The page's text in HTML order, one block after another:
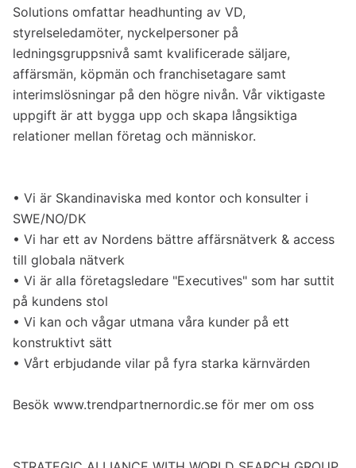
Solutions omfattar headhunting av VD,
styrelseledamöter, nyckelpersoner på
ledningsgruppsnivå samt kvalificerade säljare,
affärsmän, köpmän och franchisetagare samt
interimslösningar på den högre nivån. Vår viktigaste
uppgift är att bygga upp och skapa långsiktiga
relationer mellan företag och människor.
• Vi är Skandinaviska med kontor och konsulter i
SWE/NO/DK
• Vi har ett av Nordens bättre affärsnätverk & access
till globala nätverk
• Vi är alla företagsledare "Executives" som har suttit
på kundens stol
• Vi kan och vågar utmana våra kunder på ett
konstruktivt sätt
• Vårt erbjudande vilar på fyra starka kärnvärden
Besök www.trendpartnernordic.se för mer om oss